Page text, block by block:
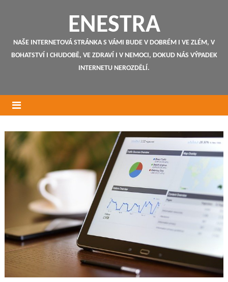
ENESTRA
NAŠE INTERNETOVÁ STRÁNKA S VÁMI BUDE V DOBRÉM I VE ZLÉM, V
BOHATSTVÍ I CHUDOBĚ, VE ZDRAVÍ I V NEMOCI, DOKUD NÁS VÝPADEK
INTERNETU NEROZDĚLÍ.